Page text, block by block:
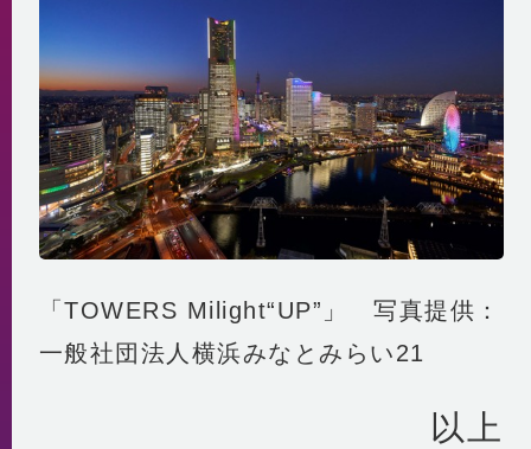
「TOWERS Milight“UP”」 写真提供：
一般社団法人横浜みなとみらい21
以上